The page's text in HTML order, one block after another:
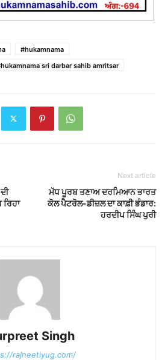
#hukamnama
sri darbar sahib amritsar
Next article
ਮੱਧ ਪੂਰਬ ਤਣਾਅ ਦਰਮਿਆਨ ਭਾਰਤ
ਕੋਲ ਪੈਟਰੋਲ-ਡੀਜ਼ਲ ਦਾ ਕਾਫ਼ੀ ਭੰਡਾਰ:
ਹਰਦੀਪ ਸਿੰਘ ਪੁਰੀ
Singh
rajneetiyug.com/